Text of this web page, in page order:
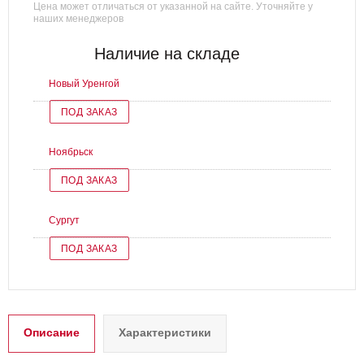
Цена может отличаться от указанной на сайте. Уточняйте у
наших менеджеров
Наличие на складе
Новый Уренгой
ПОД ЗАКАЗ
Ноябрьск
ПОД ЗАКАЗ
Сургут
ПОД ЗАКАЗ
Описание Характеристики